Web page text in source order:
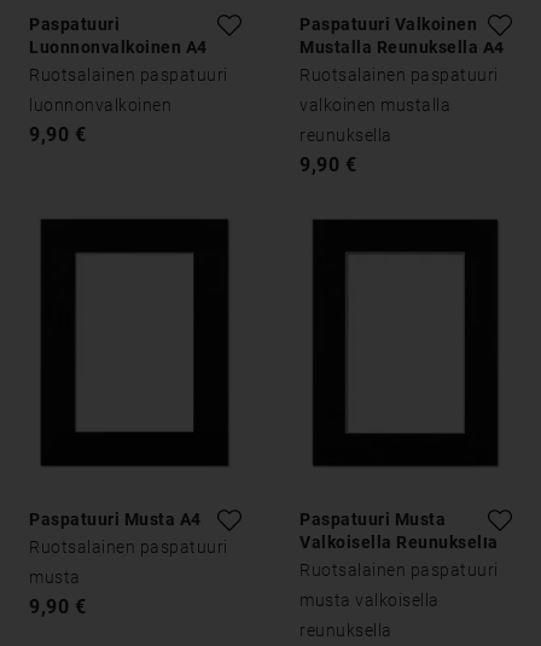
Paspatuuri
Luonnonvalkoinen A4
Ruotsalainen paspatuuri
luonnonvalkoinen
9,90 €
Paspatuuri Valkoinen
Mustalla Reunuksella A4
Ruotsalainen paspatuuri
valkoinen mustalla
reunuksella
9,90 €
Paspatuuri Musta A4
Ruotsalainen paspatuuri
musta
9,90 €
Paspatuuri Musta
Valkoisella Reunuksella
A4
Ruotsalainen paspatuuri
musta valkoisella
reunuksella